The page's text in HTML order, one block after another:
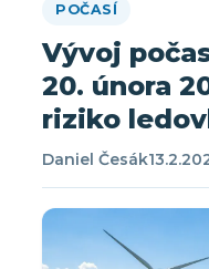
navigace
POČASÍ
Vývoj
20. února
riziko
Daniel Česák